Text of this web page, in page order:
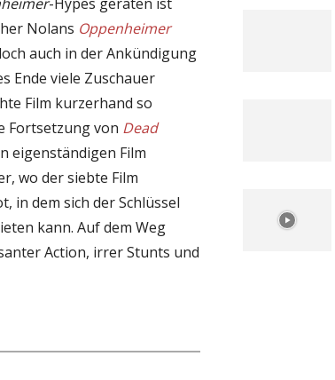
Nolans Oppenheimer
auch in der Ankündigung
Ende viele Zuschauer
Film kurzerhand so
Fortsetzung von Dead
eigenständigen Film
wo der siebte Film
in dem sich der Schlüssel
kann. Auf dem Weg
Action, irrer Stunts und